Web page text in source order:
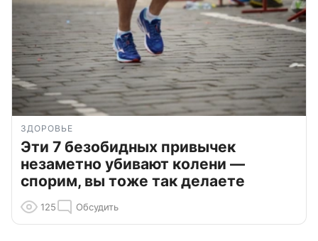
ЗДОРОВЬЕ
Эти 7 безобидных привычек
незаметно убивают колени —
спорим, вы тоже так делаете
125 Обсудить